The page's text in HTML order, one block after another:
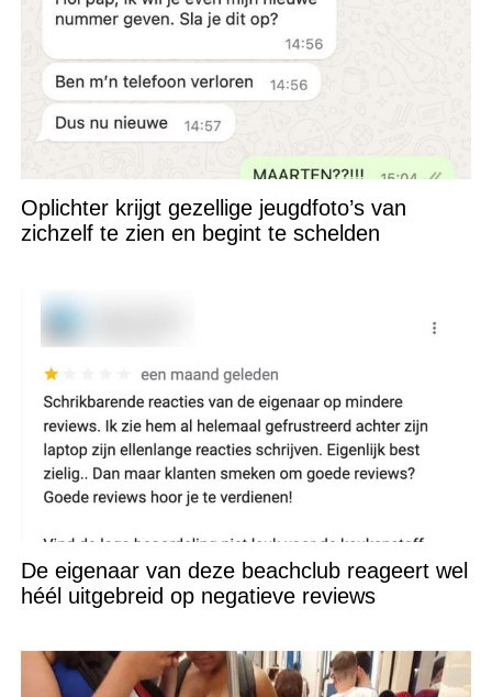
Oplichter krijgt gezellige jeugdfoto’s van
zichzelf te zien en begint te schelden
De eigenaar van deze beachclub reageert wel
héél uitgebreid op negatieve reviews